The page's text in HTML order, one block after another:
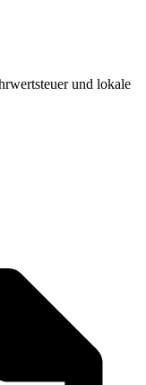
und lokale